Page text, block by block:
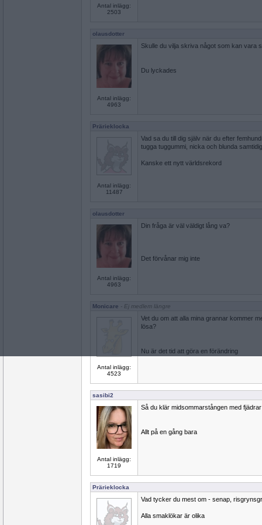
Antal inlägg:
2503
olausdotter
Antal inlägg:
4963
Skulle du vilja skriva något som kan vara
Du lyckades
Prärieklocka
Antal inlägg:
11487
Vad sa du till dig själv när du efter
tugga tuggummi, nicka och blunda
Kanske ett nytt världsrekord
olausdotter
Antal inlägg:
4963
Din fråga är väl väldigt lång va?
Det förvånar mig inte
Monicare - Ej medlem längre
Antal inlägg:
4523
Vet du om att alla mina grannar kommer
lösa?
Nu är det tid att göra en förändring
sasibi2
Antal inlägg:
1719
Så du klär midsommarstången med
Allt på en gång bara
Prärieklocka
Vad tycker du mest om - senap,
Alla smaklökar är olika